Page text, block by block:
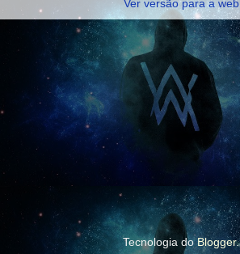
Ver versão para a web
Tecnologia doBlogger.